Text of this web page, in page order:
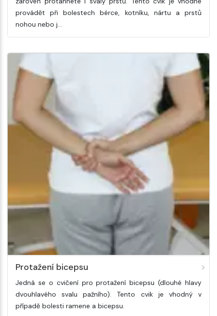
provádět při bolestech bérce, kotníku, nártu a prstů
nohou nebo j…
Protažení bicepsu
Jedná se o cvičení pro protažení bicepsu (dlouhé hlavy
dvouhlavého svalu pažního). Tento cvik je vhodný v
případě bolesti ramene a bicepsu.